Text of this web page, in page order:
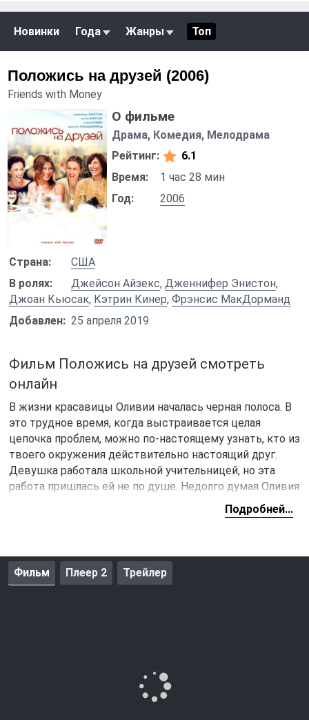
Новинки Года Жанры Топ
Положись на друзей (2006)
Friends with Money
О фильме
Драма, Комедия, Мелодрама
Рейтинг:
6.1
Время:
1 час 28 мин
Год:
2006
Страна:
США
В ролях:
Джейсон Айзекс,Дженнифер Энистон,
Джоан Кьюсак, Кэтрин Кинер,Фрэнсис МакДорманд
Добавлен: 25 апреля 2019
Фильм Положись на друзей смотреть
онлайн
В жизни красавицы Оливии началась черная полоса. В
это трудное время, когда выстраивается целая
цепочка проблем, можно по-настоящему узнать, кто из
твоего окружения действительно настоящий друг.
Девушка работала школьной учительницей, но эта
работа пришлась ей не по душе. Недолго думая Оливия
уволилась, после чего рассталась с любимым, а потом
проблемы посыпались словно лавина. Красавица не
страдает от одиночества, поскольку видит, что все ее
подруги уже давно завели семьи.
Подробней...
Фильм Плеер 2 Трейлер